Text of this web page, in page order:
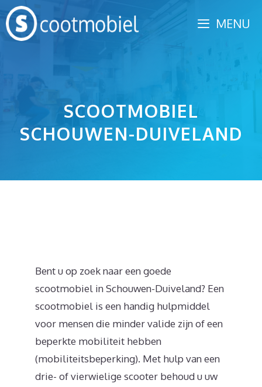
Spring
naar
inhoud
MENU
SCOOTMOBIEL
SCHOUWEN-DUIVELAND
Bent u op zoek naar een goede
scootmobiel in Schouwen-Duiveland? Een
scootmobiel is een handig hulpmiddel
voor mensen die minder valide zijn of een
beperkte mobiliteit hebben
(mobiliteitsbeperking). Met hulp van een
drie- of vierwielige scooter behoud u uw